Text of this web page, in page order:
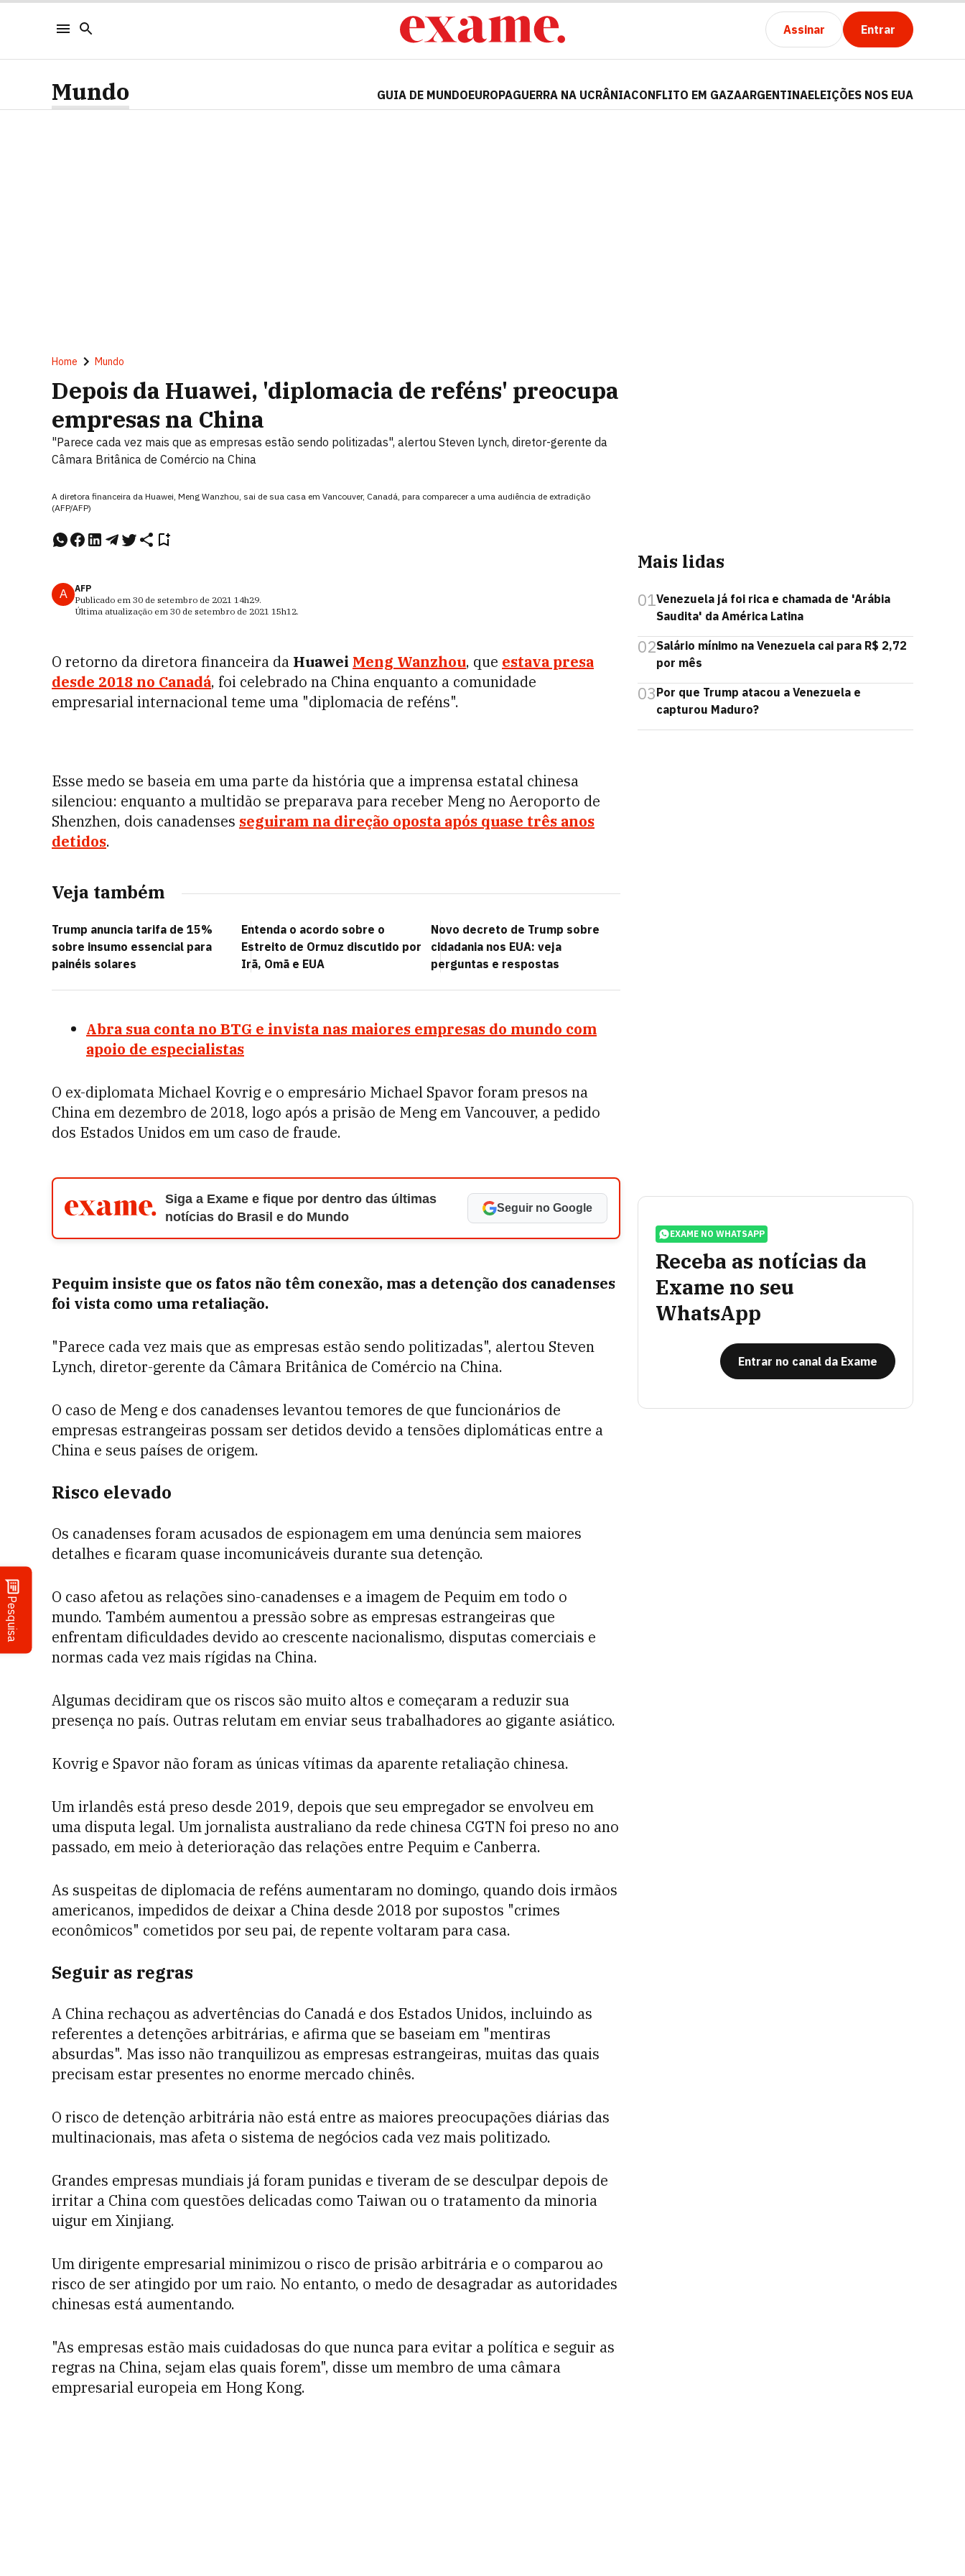
Assinar Entrar
Pesquisa
Mundo GUIA DE MUNDOEUROPAGUERRA NA UCRÂNIACONFLITO EM GAZAARGENTINAELEIÇÕES NOS EUA
Home Mundo
Depois da Huawei, 'diplomacia de reféns' preocupa
empresas na China
"Parece cada vez mais que as empresas estão sendo politizadas", alertou Steven Lynch, diretor-gerente da
Câmara Britânica de Comércio na China
A diretora financeira da Huawei, Meng Wanzhou, sai de sua casa em Vancouver, Canadá, para comparecer a uma audiência de extradição
(AFP/AFP)
A
AFP
Publicado em 30 de setembro de 2021 14h29.
Última atualização em 30 de setembro de 2021 15h12.
O retorno da diretora financeira da Huawei Meng Wanzhou, que estava presa
desde 2018 no Canadá, foi celebrado na China enquanto a comunidade
empresarial internacional teme uma "diplomacia de reféns".
Esse medo se baseia em uma parte da história que a imprensa estatal chinesa
silenciou: enquanto a multidão se preparava para receber Meng no Aeroporto de
Shenzhen, dois canadenses seguiram na direção oposta após quase três anos
detidos.
Veja também
Trump anuncia tarifa de 15%
sobre insumo essencial para
painéis solares
Entenda o acordo sobre o
Estreito de Ormuz discutido por
Irã, Omã e EUA
Novo decreto de Trump sobre
cidadania nos EUA: veja
perguntas e respostas
Abra sua conta no BTG e invista nas maiores empresas do mundo com
apoio de especialistas
O ex-diplomata Michael Kovrig e o empresário Michael Spavor foram presos na
China em dezembro de 2018, logo após a prisão de Meng em Vancouver, a pedido
dos Estados Unidos em um caso de fraude.
Siga a Exame e fique por dentro das últimas
notícias do Brasil e do Mundo
Seguir no Google
Pequim insiste que os fatos não têm conexão, mas a detenção dos canadenses
foi vista como uma retaliação.
"Parece cada vez mais que as empresas estão sendo politizadas", alertou Steven
Lynch, diretor-gerente da Câmara Britânica de Comércio na China.
O caso de Meng e dos canadenses levantou temores de que funcionários de
empresas estrangeiras possam ser detidos devido a tensões diplomáticas entre a
China e seus países de origem.
Risco elevado
Os canadenses foram acusados de espionagem em uma denúncia sem maiores
detalhes e ficaram quase incomunicáveis durante sua detenção.
O caso afetou as relações sino-canadenses e a imagem de Pequim em todo o
mundo. Também aumentou a pressão sobre as empresas estrangeiras que
enfrentam dificuldades devido ao crescente nacionalismo, disputas comerciais e
normas cada vez mais rígidas na China.
Algumas decidiram que os riscos são muito altos e começaram a reduzir sua
presença no país. Outras relutam em enviar seus trabalhadores ao gigante asiático.
Kovrig e Spavor não foram as únicas vítimas da aparente retaliação chinesa.
Um irlandês está preso desde 2019, depois que seu empregador se envolveu em
uma disputa legal. Um jornalista australiano da rede chinesa CGTN foi preso no ano
passado, em meio à deterioração das relações entre Pequim e Canberra.
As suspeitas de diplomacia de reféns aumentaram no domingo, quando dois irmãos
americanos, impedidos de deixar a China desde 2018 por supostos "crimes
econômicos" cometidos por seu pai, de repente voltaram para casa.
Seguir as regras
A China rechaçou as advertências do Canadá e dos Estados Unidos, incluindo as
referentes a detenções arbitrárias, e afirma que se baseiam em "mentiras
absurdas". Mas isso não tranquilizou as empresas estrangeiras, muitas das quais
precisam estar presentes no enorme mercado chinês.
O risco de detenção arbitrária não está entre as maiores preocupações diárias das
multinacionais, mas afeta o sistema de negócios cada vez mais politizado.
Grandes empresas mundiais já foram punidas e tiveram de se desculpar depois de
irritar a China com questões delicadas como Taiwan ou o tratamento da minoria
uigur em Xinjiang.
Um dirigente empresarial minimizou o risco de prisão arbitrária e o comparou ao
risco de ser atingido por um raio. No entanto, o medo de desagradar as autoridades
chinesas está aumentando.
"As empresas estão mais cuidadosas do que nunca para evitar a política e seguir as
regras na China, sejam elas quais forem", disse um membro de uma câmara
empresarial europeia em Hong Kong.
Mais lidas
01Venezuela já foi rica e chamada de 'Arábia
Saudita' da América Latina
02Salário mínimo na Venezuela cai para R$ 2,72
por mês
03Por que Trump atacou a Venezuela e
capturou Maduro?
EXAME NO WHATSAPP
Receba as notícias da
Exame no seu
WhatsApp
Entrar no canal da Exame